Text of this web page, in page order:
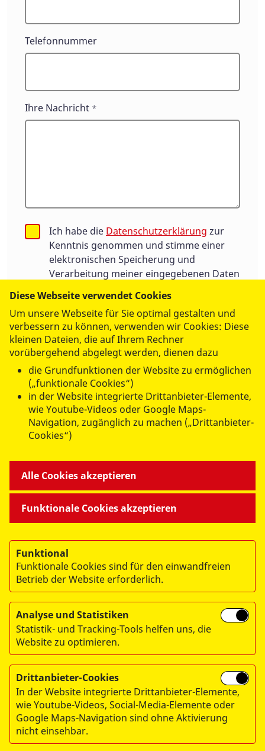
Telefonnummer
Ihre Nachricht *
Ich habe die Datenschutzerklärung zur
Kenntnis genommen und stimme einer
elektronischen Speicherung und
Verarbeitung meiner eingegebenen Daten
zur Beantwortung meiner Anfrage zu.
Die Einwilligung kann jederzeit für die
Zukunft per E-Mail an:
info@asbmuenchen.dewiderrufen werden.
Ich bin kein Roboter
Geschützt durch ALTCHA
Senden
© 2026 Arbeiter-Samariter-Bund Regionalverband
München/Oberbayern. e.V.
Impressum
Datenschutz
Hinweisgebersystem
Spendenkonto:
Arbeiter-Samariter-Bund, Regionalverband
Diese Webseite verwendet Cookies
Um unsere Webseite für Sie optimal gestalten und
verbessern zu können, verwenden wir Cookies: Diese
kleinen Dateien, die auf Ihrem Rechner
vorübergehend abgelegt werden, dienen dazu
die Grundfunktionen der Website zu ermöglichen
(„funktionale Cookies“)
in der Website integrierte Drittanbieter-Elemente,
wie Youtube-Videos oder Google Maps-
Navigation, zugänglich zu machen („Drittanbieter-
Cookies“)
Funktionale Cookies akzeptieren
Alle Cookies akzeptieren
Funktional
Funktionale Cookies sind für den einwandfreien
Betrieb der Website erforderlich.
Analyse und Statistiken
Statistik- und Tracking-Tools helfen uns, die
Website zu optimieren.
Drittanbieter-Cookies
In der Website integrierte Drittanbieter-Elemente,
wie Youtube-Videos, Social-Media-Elemente oder
Google Maps-Navigation sind ohne Aktivierung
nicht einsehbar.